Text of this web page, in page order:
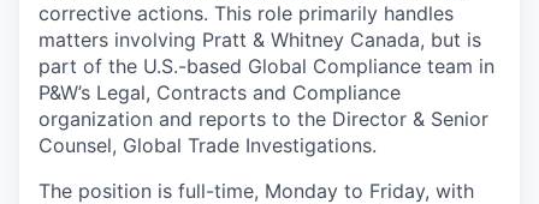
corrective actions. This role primarily handles
matters involving Pratt & Whitney Canada, but is
part of the U.S.-based Global Compliance team in
P&W’s Legal, Contracts and Compliance
organization and reports to the Director & Senior
Counsel, Global Trade Investigations.
The position is full-time, Monday to Friday, with